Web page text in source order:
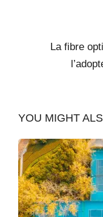
La fibre
YOU MIGHT